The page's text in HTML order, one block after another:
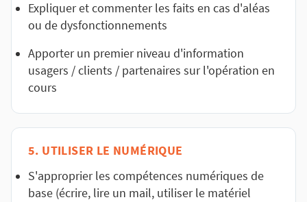
Expliquer et commenter les faits en cas d'aléas
ou de dysfonctionnements
Apporter un premier niveau d'information
usagers / clients / partenaires sur l'opération en
cours
5. UTILISER LE NUMÉRIQUE
S'approprier les compétences numériques de
base (écrire, lire un mail, utiliser le matériel